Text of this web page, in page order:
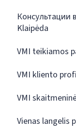
Консультации
Klaipėda
VMI teikiamos
VMI kliento
VMI
Vienas langelis